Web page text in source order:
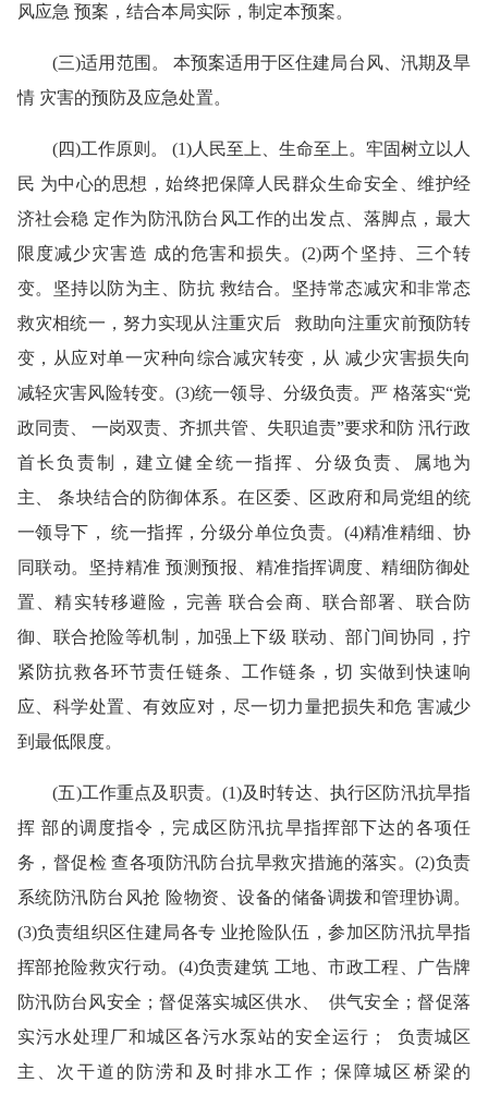
风应急 预案，结合本局实际，制定本预案。
(三)适用范围。 本预案适用于区住建局台风、汛期及旱
情 灾害的预防及应急处置。
(四)工作原则。 (1)人民至上、生命至上。牢固树立以人
民 为中心的思想，始终把保障人民群众生命安全、维护经
济社会稳 定作为防汛防台风工作的出发点、落脚点，最大
限度减少灾害造 成的危害和损失。(2)两个坚持、三个转
变。坚持以防为主、防抗 救结合。坚持常态减灾和非常态
救灾相统一，努力实现从注重灾后 救助向注重灾前预防转
变，从应对单一灾种向综合减灾转变，从 减少灾害损失向
减轻灾害风险转变。(3)统一领导、分级负责。严 格落实“党
政同责、 一岗双责、齐抓共管、失职追责”要求和防 汛行政
首长负责制，建立健全统一指挥、分级负责、属地为
主、 条块结合的防御体系。在区委、区政府和局党组的统
一领导下， 统一指挥，分级分单位负责。(4)精准精细、协
同联动。坚持精准 预测预报、精准指挥调度、精细防御处
置、精实转移避险，完善 联合会商、联合部署、联合防
御、联合抢险等机制，加强上下级 联动、部门间协同，拧
紧防抗救各环节责任链条、工作链条，切 实做到快速响
应、科学处置、有效应对，尽一切力量把损失和危 害减少
到最低限度。
(五)工作重点及职责。(1)及时转达、执行区防汛抗旱指
挥 部的调度指令，完成区防汛抗旱指挥部下达的各项任
务，督促检 查各项防汛防台抗旱救灾措施的落实。(2)负责
系统防汛防台风抢 险物资、设备的储备调拨和管理协调。
(3)负责组织区住建局各专 业抢险队伍，参加区防汛抗旱指
挥部抢险救灾行动。(4)负责建筑 工地、市政工程、广告牌
防汛防台风安全；督促落实城区供水、 供气安全；督促落
实污水处理厂和城区各污水泵站的安全运行； 负责城区
主、次干道的防涝和及时排水工作；保障城区桥梁的